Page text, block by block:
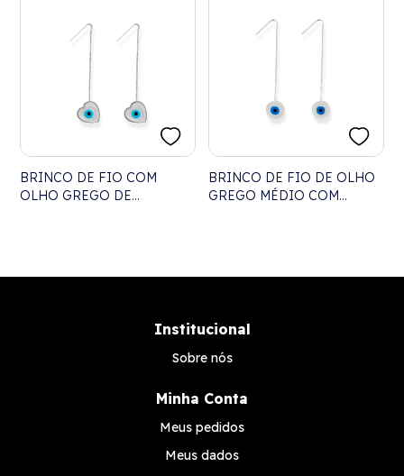
BRINCO DE FIO COM
OLHO GREGO DE
BRINCO DE FIO DE OLHO
GREGO MÉDIO COM
Institucional
Sobre nós
Minha Conta
Meus pedidos
Meus dados